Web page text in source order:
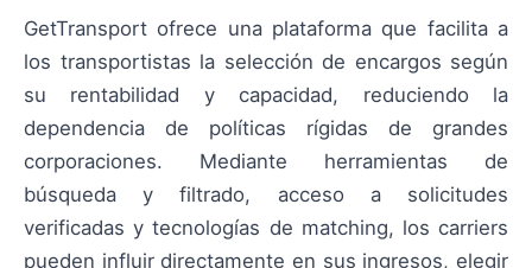
GetTransport ofrece una plataforma que facilita a
los transportistas la selección de encargos según
su rentabilidad y capacidad, reduciendo la
dependencia de políticas rígidas de grandes
corporaciones. Mediante herramientas de
búsqueda y filtrado, acceso a solicitudes
verificadas y tecnologías de matching, los carriers
pueden influir directamente en sus ingresos, elegir